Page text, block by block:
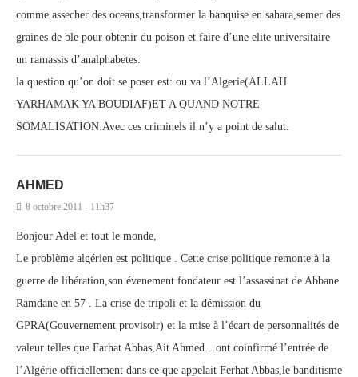
comme assecher des oceans,transformer la banquise en sahara,semer des
graines de ble pour obtenir du poison et faire d’une elite universitaire
un ramassis d’analphabetes.
la question qu’on doit se poser est: ou va l’Algerie(ALLAH
YARHAMAK YA BOUDIAF)ET A QUAND NOTRE
SOMALISATION.Avec ces criminels il n’y a point de salut.
AHMED
8 octobre 2011 - 11h37
Bonjour Adel et tout le monde,
Le problème algérien est politique . Cette crise politique remonte à la
guerre de libération,son évenement fondateur est l’assassinat de Abbane
Ramdane en 57 . La crise de tripoli et la démission du
GPRA(Gouvernement provisoir) et la mise à l’écart de personnalités de
valeur telles que Farhat Abbas,Ait Ahmed…ont coinfirmé l’entrée de
l’Algérie officiellement dans ce que appelait Ferhat Abbas,le banditisme